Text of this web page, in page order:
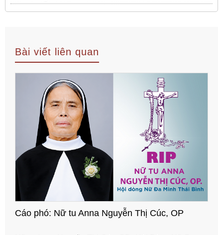
Bài viết liên quan
Cáo phó: Nữ tu Anna Nguyễn Thị Cúc, OP